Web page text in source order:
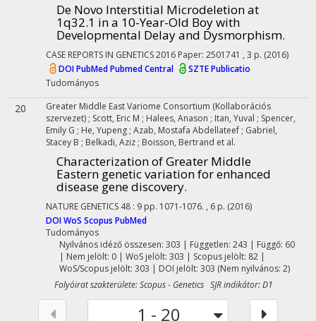
De Novo Interstitial Microdeletion at
1q32.1 in a 10-Year-Old Boy with
Developmental Delay and Dysmorphism.
CASE REPORTS IN GENETICS2016 Paper: 2501741 , 3 p. (2016)
DOIPubMedPubmed Central
SZTE Publicatio
Tudományos
20 Greater Middle East Variome Consortium (Kollaborációs
szervezet) ; Scott, Eric M ; Halees, Anason ; Itan, Yuval ; Spencer,
Emily G ; He, Yupeng ; Azab, Mostafa Abdellateef ; Gabriel,
Stacey B ; Belkadi, Aziz ; Boisson, Bertrand et al.
Characterization of Greater Middle
Eastern genetic variation for enhanced
disease gene discovery.
NATURE GENETICS 48 : 9 pp. 1071-1076. , 6 p. (2016)
DOIWoS Scopus PubMed
Tudományos
Nyilvános idéző összesen: 303 | Független: 243 | Függő: 60
| Nem jelölt: 0 | WoS jelölt: 303 | Scopus jelölt: 82 |
WoS/Scopus jelölt: 303 | DOI jelölt: 303 (Nem nyilvános: 2)
Folyóirat szakterülete: Scopus - Genetics SJR indikátor: D1
1 - 20